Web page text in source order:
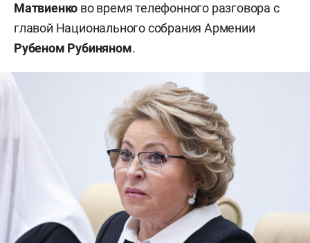
Матвиенко во время телефонного разговора с
главой Национального собрания Армении
Рубеном Рубиняном.